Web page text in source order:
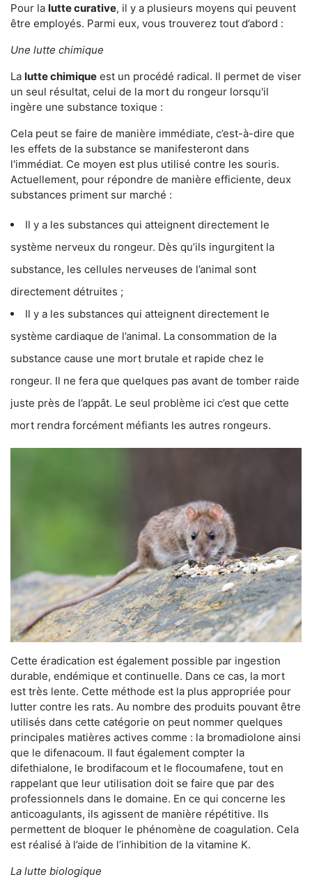
Pour la lutte curative, il y a plusieurs moyens qui peuvent
être employés. Parmi eux, vous trouverez tout d’abord :
Une lutte chimique
La lutte chimique est un procédé radical. Il permet de viser
un seul résultat, celui de la mort du rongeur lorsqu'il
ingère une substance toxique :
Cela peut se faire de manière immédiate, c’est-à-dire que
les effets de la substance se manifesteront dans
l'immédiat. Ce moyen est plus utilisé contre les souris.
Actuellement, pour répondre de manière efficiente, deux
substances priment sur marché :
Il y a les substances qui atteignent directement le
système nerveux du rongeur. Dès qu’ils ingurgitent la
substance, les cellules nerveuses de l’animal sont
directement détruites ;
Il y a les substances qui atteignent directement le
système cardiaque de l’animal. La consommation de la
substance cause une mort brutale et rapide chez le
rongeur. Il ne fera que quelques pas avant de tomber raide
juste près de l’appât. Le seul problème ici c’est que cette
mort rendra forcément méfiants les autres rongeurs.
Cette éradication est également possible par ingestion
durable, endémique et continuelle. Dans ce cas, la mort
est très lente. Cette méthode est la plus appropriée pour
lutter contre les rats. Au nombre des produits pouvant être
utilisés dans cette catégorie on peut nommer quelques
principales matières actives comme : la bromadiolone ainsi
que le difenacoum. Il faut également compter la
difethialone, le brodifacoum et le flocoumafene, tout en
rappelant que leur utilisation doit se faire que par des
professionnels dans le domaine. En ce qui concerne les
anticoagulants, ils agissent de manière répétitive. Ils
permettent de bloquer le phénomène de coagulation. Cela
est réalisé à l’aide de l’inhibition de la vitamine K.
La lutte biologique